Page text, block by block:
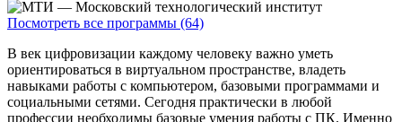
Посмотреть все программы (64)
В век цифровизации каждому человеку важно уметь
ориентироваться в виртуальном пространстве, владеть
навыками работы с компьютером, базовыми программами и
социальными сетями. Сегодня практически в любой
профессии необходимы базовые умения работы с ПК. Именно